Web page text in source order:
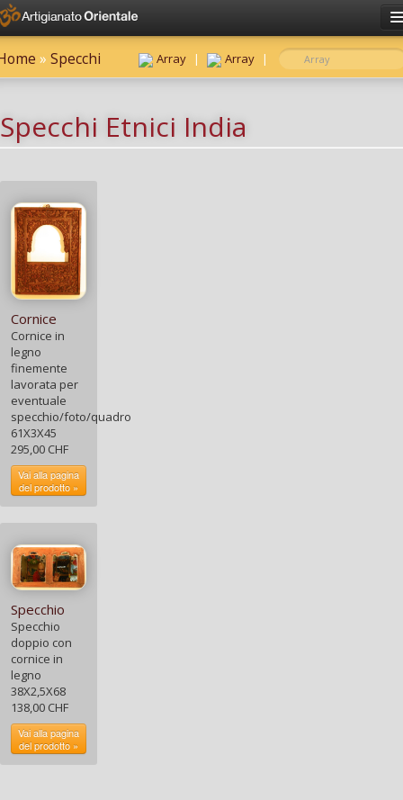
Have an account?Sign in
Password
Click here to sign in
Specchi Etnici India
Cornice
Cornice in
legno
finemente
lavorata per
eventuale
specchio/foto/quadro
61X3X45
295,00 CHF
Vai alla pagina
del prodotto »
Specchio
Specchio
doppio con
cornice in
legno
38X2,5X68
138,00 CHF
Vai alla pagina
del prodotto »
» Specchi Array | Array |